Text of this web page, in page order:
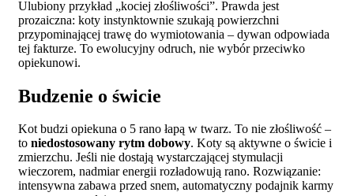
Ulubiony przykład „kociej złośliwości”. Prawda jest
prozaiczna: koty instynktownie szukają powierzchni
przypominającej trawę do wymiotowania – dywan odpowiada
tej fakturze. To ewolucyjny odruch, nie wybór przeciwko
opiekunowi.
Budzenie o świcie
Kot budzi opiekuna o 5 rano łapą w twarz. To nie złośliwość –
to niedostosowany rytm dobowy. Koty są aktywne o świcie i
zmierzchu. Jeśli nie dostają wystarczającej stymulacji
wieczorem, nadmiar energii rozładowują rano. Rozwiązanie:
intensywna zabawa przed snem, automatyczny podajnik karmy